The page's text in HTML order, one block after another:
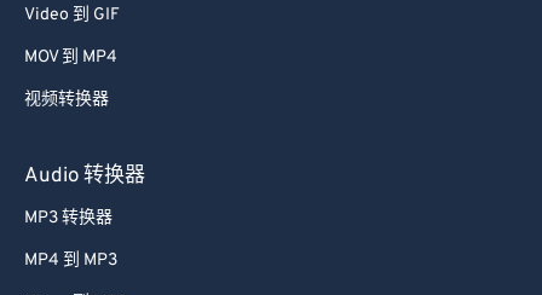
Video 到 GIF
MOV 到 MP4
视频转换器
Audio 转换器
MP3 转换器
MP4 到 MP3